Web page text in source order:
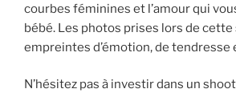
courbes féminines et l’amour qui
bébé. Les photos prises lors de
empreintes d’émotion, de tendresse
N’hésitez pas à investir dans un